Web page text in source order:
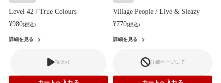
Level 42 / True Colours
¥980(税込)
詳細を見る
視聴可
Village People / Live & Sleazy
¥770(税込)
詳細を見る
詳細ページにて